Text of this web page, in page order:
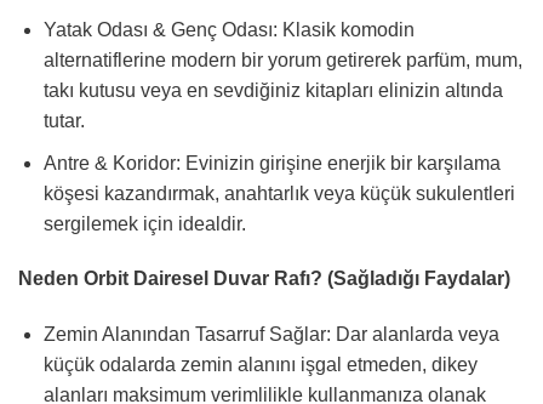
Yatak Odası & Genç Odası: Klasik komodin
alternatiflerine modern bir yorum getirerek parfüm, mum,
takı kutusu veya en sevdiğiniz kitapları elinizin altında
tutar.
Antre & Koridor: Evinizin girişine enerjik bir karşılama
köşesi kazandırmak, anahtarlık veya küçük sukulentleri
sergilemek için idealdir.
Neden Orbit Dairesel Duvar Rafı? (Sağladığı Faydalar)
Zemin Alanından Tasarruf Sağlar: Dar alanlarda veya
küçük odalarda zemin alanını işgal etmeden, dikey
alanları maksimum verimlilikle kullanmanıza olanak